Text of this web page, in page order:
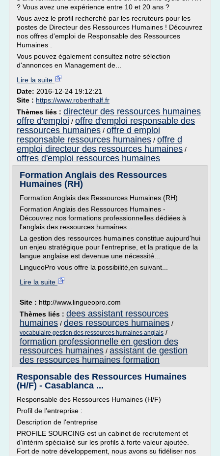
? Vous avez une expérience entre 10 et 20 ans ?
Vous avez le profil recherché par les recruteurs pour les
postes de Directeur des Ressources Humaines ! Découvrez
nos offres d'emploi de Responsable des Ressources
Humaines .
Vous pouvez également consultez notre sélection
d'annonces en Management de...
Lire la suite
Date: 2016-12-24 19:12:21
Site : https://www.roberthalf.fr
Thèmes liés : directeur des ressources humaines
offre d'emploi / offre d'emploi responsable des
ressources humaines / offre d emploi
responsable ressources humaines / offre d
emploi directeur des ressources humaines /
offres d'emploi ressources humaines
Formation Anglais des Ressources
Humaines (RH)
Formation Anglais des Ressources Humaines (RH)
Formation Anglais des Ressources Humaines -
Découvrez nos formations professionnelles dédiées à
l'anglais des ressources humaines...
La gestion des ressources humaines constitue aujourd'hui
un enjeu stratégique pour l'entreprise, et la pratique de la
langue anglaise est devenue une nécessité...
LingueoPro vous offre la possibilité,en suivant...
Lire la suite
Site : http://www.lingueopro.com
Thèmes liés : dees assistant ressources
humaines / dees ressources humaines /
vocabulaire gestion des ressources humaines anglais /
formation professionnelle en gestion des
ressources humaines / assistant de gestion
des ressources humaines formation
Responsable des Ressources Humaines
(H/F) - Casablanca ...
Responsable des Ressources Humaines (H/F)
Profil de l'entreprise :
Description de l'entreprise
PROFILE SOURCING est un cabinet de recrutement et
d'intérim spécialisé sur les profils à forte valeur ajoutée.
Fort de notre développement, nous avons su fidéliser nos